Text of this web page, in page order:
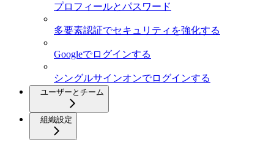
プロフィールとパスワード
多要素認証でセキュリティを強化する
Googleでログインする
シングルサインオンでログインする
ユーザーとチーム
組織設定